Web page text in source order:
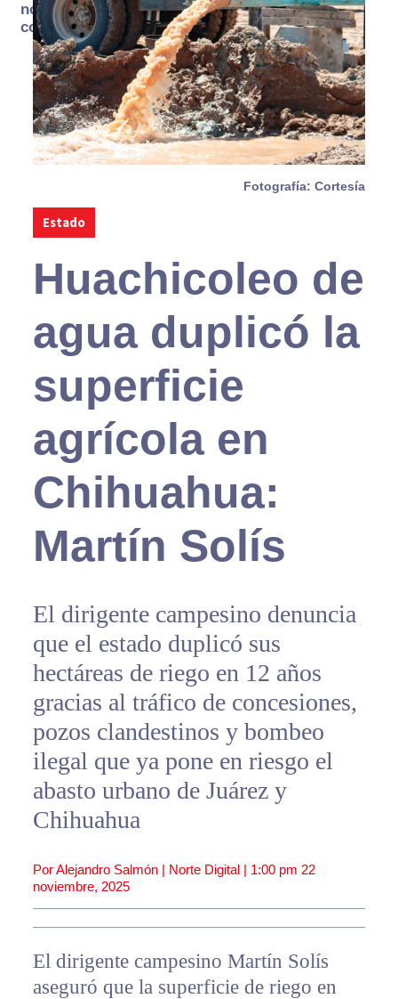
no se
consume
Fotografía: Cortesía
Estado
Huachicoleo de
agua duplicó la
superficie
agrícola en
Chihuahua:
Martín Solís
El dirigente campesino denuncia
que el estado duplicó sus
hectáreas de riego en 12 años
gracias al tráfico de concesiones,
pozos clandestinos y bombeo
ilegal que ya pone en riesgo el
abasto urbano de Juárez y
Chihuahua
Por Alejandro Salmón | Norte Digital | 1:00 pm 22
noviembre, 2025
El dirigente campesino Martín Solís
aseguró que la superficie de riego en